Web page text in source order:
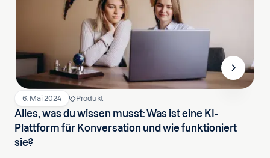
6. Mai 2024 Produkt
Alles, was du wissen musst: Was ist eine KI-
Plattform für Konversation und wie funktioniert
sie?